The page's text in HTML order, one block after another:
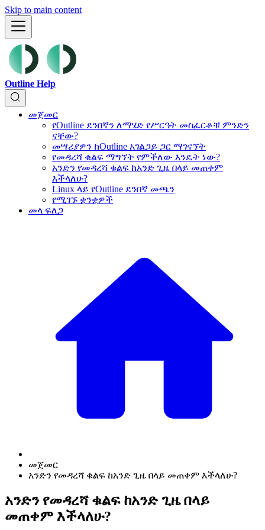
Skip to main content
Outline Help
መጀመር
የOutline ደንበኛን ለማሄድ የሥርዓት መስፈርቶቹ ምንድን
ናቸው?
መሣሪያዎን ከOutline አገልጋይ ጋር ማገናኘት
የመዳረሻ ቁልፍ ማግኘት የምችለው እንዴት ነው?
አንድን የመዳረሻ ቁልፍ ከአንድ ጊዜ በላይ መጠቀም
እችላለሁ?
Linux ላይ የOutline ደንበኛ መጫን
የሚገኙ ቋንቋዎች
መላ ፍለጋ
መጀመር
አንድን የመዳረሻ ቁልፍ ከአንድ ጊዜ በላይ መጠቀም እችላለሁ?
አንድን የመዳረሻ ቁልፍ ከአንድ ጊዜ በላይ
መጠቀም እችላለሁ?